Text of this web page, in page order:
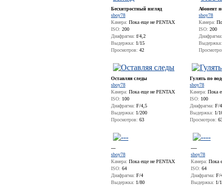
Бесхитростный взгляд
sboy78
Камера: Пока еще не PENTAX
ISO: 200
Диафрагма: f/4,2
Выдержка: 1/15
Просмотров: 42
Абонент
sboy78
Камера:
ISO: 200
Диафрагма:
Выдержка:
Оставляя следы
sboy78
Камера: Пока еще не PENTAX
ISO: 100
Диафрагма: F/4,5
Выдержка: 1/200
Просмотров: 63
Гулять по
sboy78
Камера: Пока
ISO: 100
Диафрагма: F/
Выдержка: 1/
Просмотров:
---
sboy78
Камера: Пока еще не PENTAX
ISO: 64
Диафрагма: F/4
Выдержка: 1/80
----
sboy78
Камера: Пока
ISO: 64
Диафрагма: F/
Выдержка: 1/